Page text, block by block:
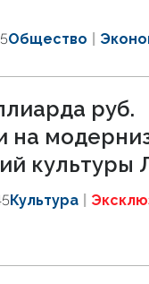
Общество
руб.
на
культуры
Культура